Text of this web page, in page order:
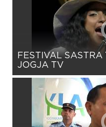
FESTIVAL SASTRA
JOGJA TV